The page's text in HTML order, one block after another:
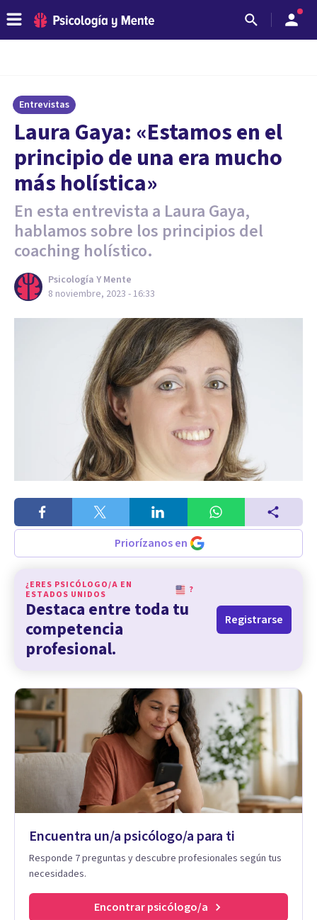
Entrevistas
Laura Gaya: «Estamos en el
principio de una era mucho
más holística»
En esta entrevista a Laura Gaya,
hablamos sobre los principios del
coaching holístico.
Psicología Y Mente
8 noviembre, 2023 - 16:33
Priorízanos en
¿ERES PSICÓLOGO/A EN
ESTADOS UNIDOS
?
Destaca entre toda tu
competencia
profesional.
Registrarse
Encuentra un/a psicólogo/a para ti
Responde 7 preguntas y descubre profesionales según tus
necesidades.
Encontrar psicólogo/a